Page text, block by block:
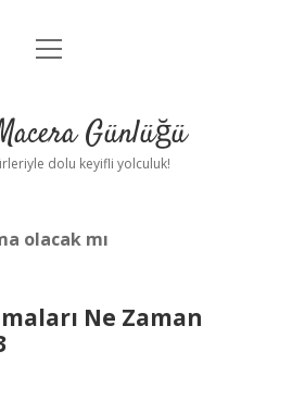
Anasayfa
Yasal Uyarı
menüyü
Günlüğü
dolu keyifli yolculuk!
olacak mı
Ne Zaman